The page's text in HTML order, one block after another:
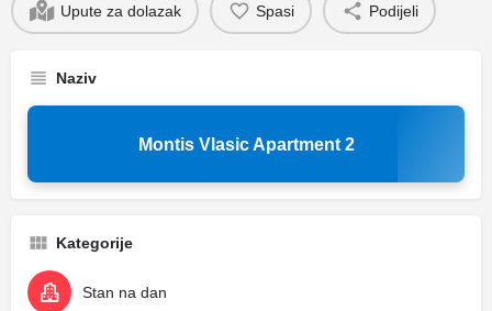
Upute za dolazak Spasi Podijeli
Naziv
Montis Vlasic Apartment 2
Kategorije
Stan na dan